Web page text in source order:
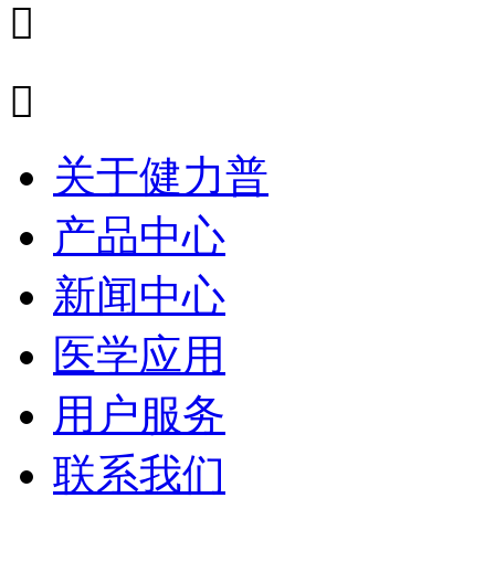


关于健力普
产品中心
新闻中心
医学应用
用户服务
联系我们